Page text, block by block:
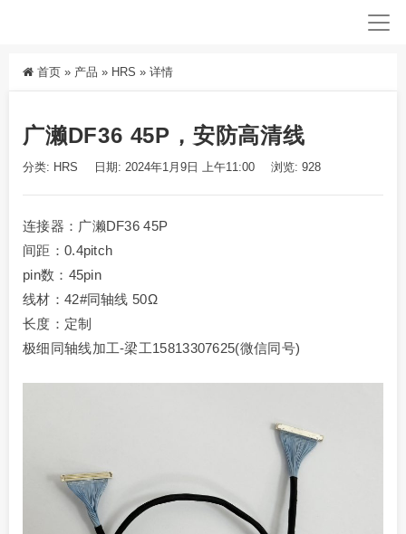
首页 » 产品 » HRS » 详情
广濑DF36 45P，安防高清线
分类: HRS 日期: 2024年1月9日 上午11:00 浏览: 928
连接器：广濑DF36 45P
间距：0.4pitch
pin数：45pin
线材：42#同轴线 50Ω
长度：定制
极细同轴线加工-梁工15813307625(微信同号)